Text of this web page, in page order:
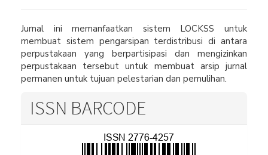
Jurnal ini memanfaatkan sistem LOCKSS untuk
membuat sistem pengarsipan terdistribusi di antara
perpustakaan yang berpartisipasi dan mengizinkan
perpustakaan tersebut untuk membuat arsip jurnal
permanen untuk tujuan pelestarian dan pemulihan.
ISSN BARCODE